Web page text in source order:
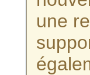
une